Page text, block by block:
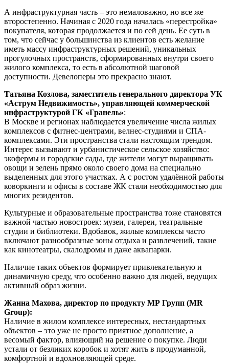
А инфраструктурная часть – это немаловажно, но все же
второстепенно. Начиная с 2020 года началась «перестройка»
покупателя, которая продолжается и по сей день. Ее суть в
том, что сейчас у большинства из клиентов есть желание
иметь массу инфраструктурных решений, уникальных
прогулочных пространств, сформированных внутри своего
жилого комплекса, то есть в абсолютной шаговой
доступности. Девелоперы это прекрасно знают.
Татьяна Козлова, заместитель генерального директора УК
«Аструм Недвижимость», управляющей коммерческой
инфраструктурой ГК «Гранель»:
В Москве и регионах наблюдается увеличение числа жилых
комплексов с фитнес-центрами, велнес-студиями и СПА-
комплексами. Эти пространства стали настоящим трендом.
Интерес вызывают и урбанистическое сельское хозяйство:
экофермы и городские сады, где жители могут выращивать
овощи и зелень прямо около своего дома на специально
выделенных для этого участках. А с ростом удалённой работы
коворкинги и офисы в составе ЖК стали необходимостью для
многих резидентов.
Культурные и образовательные пространства тоже становятся
важной частью новостроек: музеи, галереи, театральные
студии и библиотеки. Вдобавок, жилые комплексы часто
включают разнообразные зоны отдыха и развлечений, такие
как кинотеатры, скалодромы и даже аквапарки.
Наличие таких объектов формирует привлекательную и
динамичную среду, что особенно важно для людей, ведущих
активный образ жизни.
Жанна Махова, директор по продукту МР Групп (MR
Group):
Наличие в жилом комплексе интересных, нестандартных
объектов – это уже не просто приятное дополнение, а
весомый фактор, влияющий на решение о покупке. Люди
устали от безликих коробок и хотят жить в продуманной,
комфортной и вдохновляющей среде.